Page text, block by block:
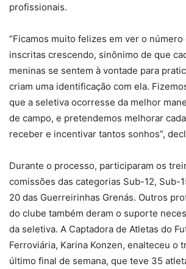
profissionais.
“Ficamos muito felizes em ver o número
inscritas crescendo, sinônimo de que
meninas se sentem à vontade para
criam uma identificação com ela.
que a seletiva ocorresse da melhor
de campo, e pretendemos melhorar
receber e incentivar tantos sonhos”,
Durante o processo, participaram os
comissões das categorias Sub-12, Sub-
20 das Guerreirinhas Grenás. Outros
do clube também deram o suporte
da seletiva. A Captadora de Atletas do
Ferroviária, Karina Konzen, enalteceu o
último final de semana, que teve 35